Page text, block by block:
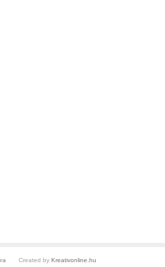
Created by Kreativonline.hu